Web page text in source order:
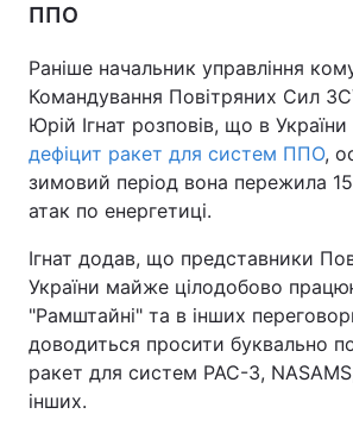
ППО
Раніше начальник управління
Командування Повітряних Сил
Юрій Ігнат розповів, що в України
дефіцит ракет для систем ППО,
зимовий період вона пережила
атак по енергетиці.
Ігнат додав, що представники
України майже цілодобово
"Рамштайні" та в інших
доводиться просити буквально
ракет для систем PAC-3,
інших.